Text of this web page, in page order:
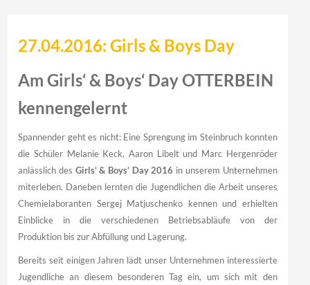
27.04.2016: Girls & Boys Day
Am Girls‘ & Boys‘ Day OTTERBEIN
kennengelernt
Spannender geht es nicht: Eine Sprengung im Steinbruch konnten
die Schüler Melanie Keck, Aaron Libelt und Marc Hergenröder
anlässlich des Girls‘ & Boys‘ Day 2016 in unserem Unternehmen
miterleben. Daneben lernten die Jugendlichen die Arbeit unseres
Chemielaboranten Sergej Matjuschenko kennen und erhielten
Einblicke in die verschiedenen Betriebsabläufe von der
Produktion bis zur Abfüllung und Lagerung.
Bereits seit einigen Jahren lädt unser Unternehmen interessierte
Jugendliche an diesem besonderen Tag ein, um sich mit den